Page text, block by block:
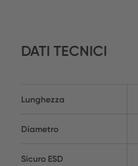
DATI TECNICI
Lunghezza
Diametro
Sicuro ESD